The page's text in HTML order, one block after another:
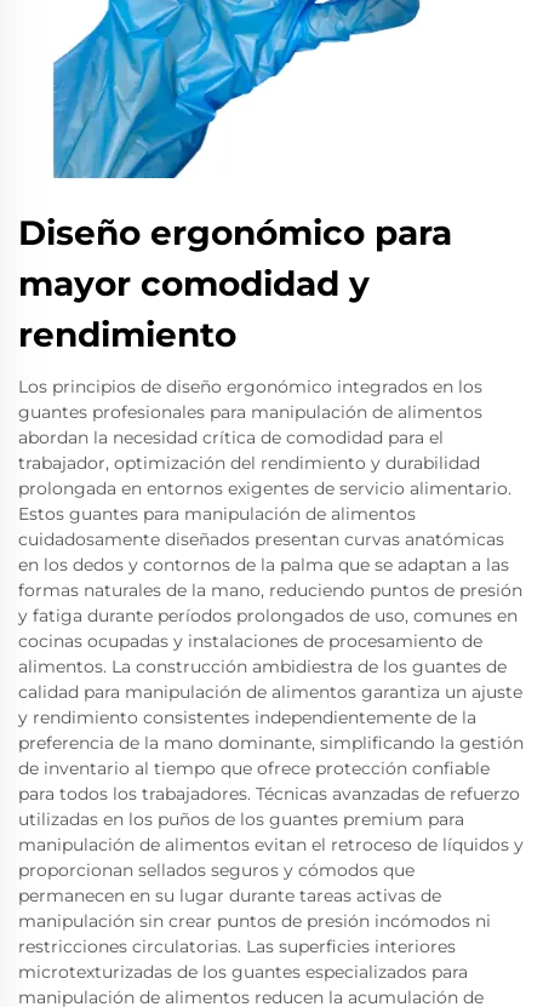
Diseño ergonómico para
mayor comodidad y
rendimiento
Los principios de diseño ergonómico integrados en los
guantes profesionales para manipulación de alimentos
abordan la necesidad crítica de comodidad para el
trabajador, optimización del rendimiento y durabilidad
prolongada en entornos exigentes de servicio alimentario.
Estos guantes para manipulación de alimentos
cuidadosamente diseñados presentan curvas anatómicas
en los dedos y contornos de la palma que se adaptan a las
formas naturales de la mano, reduciendo puntos de presión
y fatiga durante períodos prolongados de uso, comunes en
cocinas ocupadas y instalaciones de procesamiento de
alimentos. La construcción ambidiestra de los guantes de
calidad para manipulación de alimentos garantiza un ajuste
y rendimiento consistentes independientemente de la
preferencia de la mano dominante, simplificando la gestión
de inventario al tiempo que ofrece protección confiable
para todos los trabajadores. Técnicas avanzadas de refuerzo
utilizadas en los puños de los guantes premium para
manipulación de alimentos evitan el retroceso de líquidos y
proporcionan sellados seguros y cómodos que
permanecen en su lugar durante tareas activas de
manipulación sin crear puntos de presión incómodos ni
restricciones circulatorias. Las superficies interiores
microtexturizadas de los guantes especializados para
manipulación de alimentos reducen la acumulación de